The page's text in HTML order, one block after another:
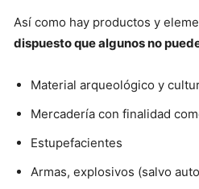
Así como hay productos y
dispuesto que algunos no
Material arqueológico y
Mercadería con finalidad
Estupefacientes
Armas, explosivos (salvo